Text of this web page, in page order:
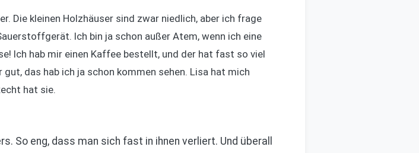
Die kleinen Holzhäuser sind zwar niedlich, aber ich frage
Ich bin ja schon außer Atem, wenn ich eine
Ich hab mir einen Kaffee bestellt, und der hat fast so viel
das hab ich ja schon kommen sehen. Lisa hat mich
hat sie.
So eng, dass man sich fast in ihnen verliert. Und überall